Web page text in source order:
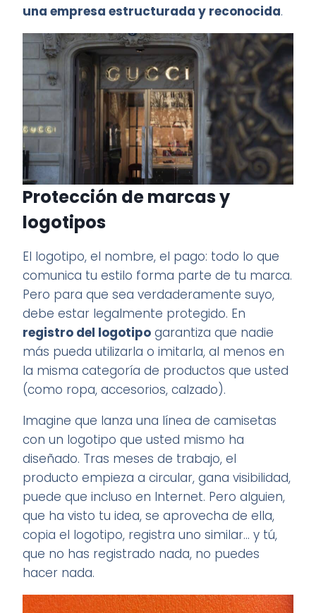
una empresa estructurada y reconocida.
Protección de marcas y
logotipos
El logotipo, el nombre, el pago: todo lo que
comunica tu estilo forma parte de tu marca.
Pero para que sea verdaderamente suyo,
debe estar legalmente protegido. En
registro del logotipo garantiza que nadie
más pueda utilizarla o imitarla, al menos en
la misma categoría de productos que usted
(como ropa, accesorios, calzado).
Imagine que lanza una línea de camisetas
con un logotipo que usted mismo ha
diseñado. Tras meses de trabajo, el
producto empieza a circular, gana visibilidad,
puede que incluso en Internet. Pero alguien,
que ha visto tu idea, se aprovecha de ella,
copia el logotipo, registra uno similar... y tú,
que no has registrado nada, no puedes
hacer nada.